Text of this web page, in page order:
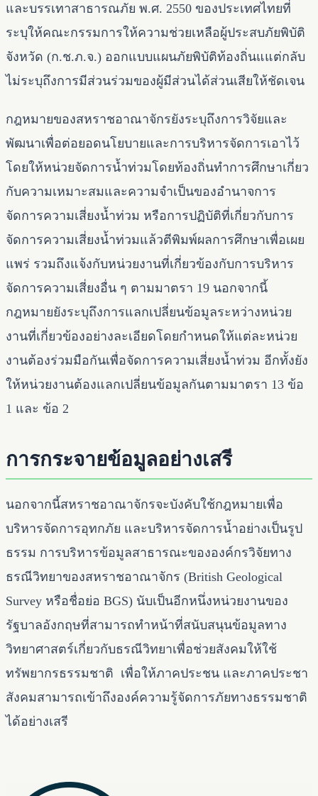
และบรรเทาสาธารณภัย พ.ศ. 2550 ของประเทศไทยที่
ระบุให้คณะกรรมการให้ความช่วยเหลือผู้ประสบภัยพิบัติ
จังหวัด (ก.ช.ภ.จ.) ออกแบบแผนภัยพิบัติท้องถิ่นแแต่กลับ
ไม่ระบุถึงการมีส่วนร่วมของผู้มีส่วนได้ส่วนเสียให้ชัดเจน
กฎหมายของสหราชอาณาจักรยังระบุถึงการวิจัยและ
พัฒนาเพื่อต่อยอดนโยบายและการบริหารจัดการเอาไว้
โดยให้หน่วยจัดการน้ำท่วมโดยท้องถิ่นทำการศึกษาเกี่ยว
กับความเหมาะสมและความจำเป็นของอำนาจการ
จัดการความเสี่ยงน้ำท่วม หรือการปฏิบัติที่เกี่ยวกับการ
จัดการความเสี่ยงน้ำท่วมแล้วตีพิมพ์ผลการศึกษาเพื่อเผย
แพร่ รวมถึงแจ้งกับหน่วยงานที่เกี่ยวข้องกับการบริหาร
จัดการความเสี่ยงอื่น ๆ ตามมาตรา 19 นอกจากนี้
กฎหมายยังระบุถึงการแลกเปลี่ยนข้อมูลระหว่างหน่วย
งานที่เกี่ยวข้องอย่างละเอียดโดยกำหนดให้แต่ละหน่วย
งานต้องร่วมมือกันเพื่อจัดการความเสี่ยงน้ำท่วม อีกทั้งยัง
ให้หน่วยงานต้องแลกเปลี่ยนข้อมูลกันตามมาตรา 13 ข้อ
1 และ ข้อ 2
การกระจายข้อมูลอย่างเสรี
นอกจากนี้สหราชอาณาจักรจะบังคับใช้กฎหมายเพื่อ
บริหารจัดการอุทกภัย และบริหารจัดการน้ำอย่างเป็นรูป
ธรรม การบริหารข้อมูลสาธารณะขององค์กรวิจัยทาง
ธรณีวิทยาของสหราชอาณาจักร (British Geological
Survey หรือชื่อย่อ BGS) นับเป็นอีกหนึ่งหน่วยงานของ
รัฐบาลอังกฤษที่สามารถทำหน้าที่สนับสนุนข้อมูลทาง
วิทยาศาสตร์เกี่ยวกับธรณีวิทยาเพื่อช่วยสังคมให้ใช้
ทรัพยากรธรรมชาติ เพื่อให้ภาคประชน และภาคประชา
สังคมสามารถเข้าถึงองค์ความรู้จัดการภัยทางธรรมชาติ
ได้อย่างเสรี